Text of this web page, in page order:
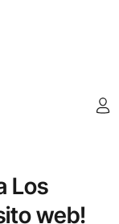
Los
web!